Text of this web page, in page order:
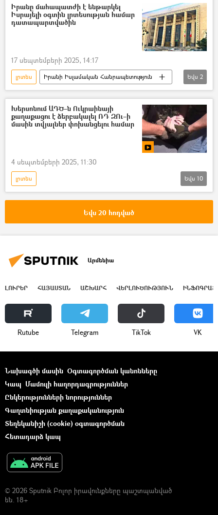
Իրանը մահապատժի է ենթարկել
Իսրայելի օգտին լրտեսության համար
դատապարտվածին
17 սեպտեմբերի 2025, 14:17
լրտես
Իրանի Իսլամական Հանրապետություն
մահապատիժ
Իսրայել
Եվս 2
Խերսոնում ԱԴԾ–ն Ուկրաինայի
քաղաքացու է ձերբակալել ՌԴ ԶՈւ–ի
մասին տվյալներ փոխանցելու համար
4 սեպտեմբերի 2025, 11:30
լրտես
Դոնբասի պաշտպանություն. ՌԴ–ի ռազմական հատուկ գործողությունը Ուկրաինայում
Խերսոն
Տեսանյութեր
տեսանյութ
Գործակալ
Հատուկ ռազմական գործողություն
Եվս 10
Եվս 20 հոդված
Արմենիա
ԼՈՒՐԵՐ ՀԱՅԱՍՏԱՆ ԱՇԽԱՐՀ ՎԵՐԼՈՒԾՈՒԹՅՈՒՆ
Rutube Telegram ТikТоk VK
Նախագծի մասին Օգտագործման կանոնները
Կապ Մամուլի հաղորդագրություններ
Ընկերությունների նորություններ
Գաղտնիության քաղաքականություն
Տեղեկանիշի (cookie) օգտագործման
Հետադարձ կապ
© 2026 Sputnik Բոլոր իրավունքները պաշտպանված
են. 18+